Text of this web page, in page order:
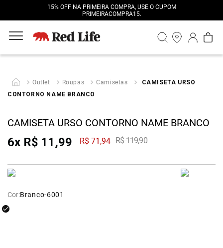
15% OFF NA PRIMEIRA COMPRA, USE O CUPOM
PRIMEIRACOMPRA15.
Outlet Roupas Camisetas
CAMISETA URSO
CONTORNO NAME BRANCO
CAMISETA URSO CONTORNO NAME BRANCO
6x R$ 11 ,99 R$ 71 ,94 R$119,90
Cor:Branco-6001